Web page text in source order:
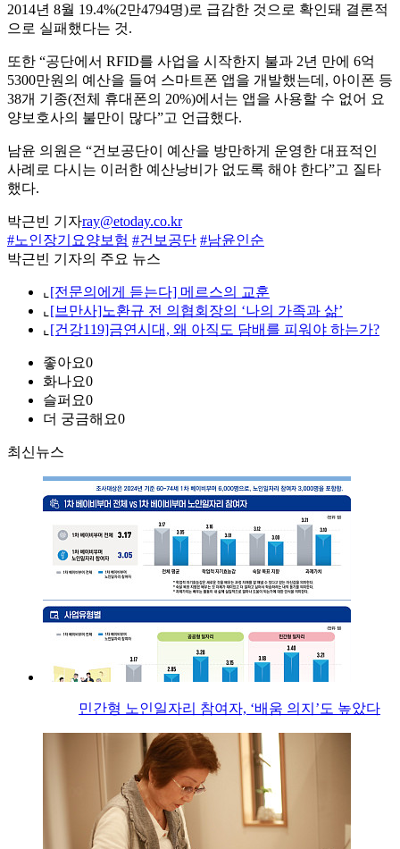
2014년 8월 19.4%(2만4794명)로 급감한 것으로 확인돼 결론적
으로 실패했다는 것.
또한 “공단에서 RFID를 사업을 시작한지 불과 2년 만에 6억
5300만원의 예산을 들여 스마트폰 앱을 개발했는데, 아이폰 등
38개 기종(전체 휴대폰의 20%)에서는 앱을 사용할 수 없어 요
양보호사의 불만이 많다”고 언급했다.
남윤 의원은 “건보공단이 예산을 방만하게 운영한 대표적인
사례로 다시는 이러한 예산낭비가 없도록 해야 한다”고 질타
했다.
박근빈 기자ray@etoday.co.kr
#노인장기요양보험 #건보공단 #남윤인순
박근빈 기자의 주요 뉴스
⌞ [전문의에게 듣는다] 메르스의 교훈
⌞ [브만사]노환규 전 의협회장의 ‘나의 가족과 삶’
⌞ [건강119]금연시대, 왜 아직도 담배를 피워야 하는가?
좋아요0
화나요0
슬퍼요0
더 궁금해요0
최신뉴스
민간형 노인일자리 참여자, ‘배움 의지’도 높았다